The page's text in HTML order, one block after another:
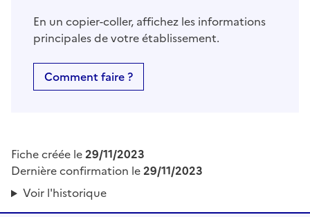
En un copier-coller, affichez les informations
principales de votre établissement.
Comment faire ?
Fiche créée le29/11/2023
Dernière confirmation le29/11/2023
Voir l'historique